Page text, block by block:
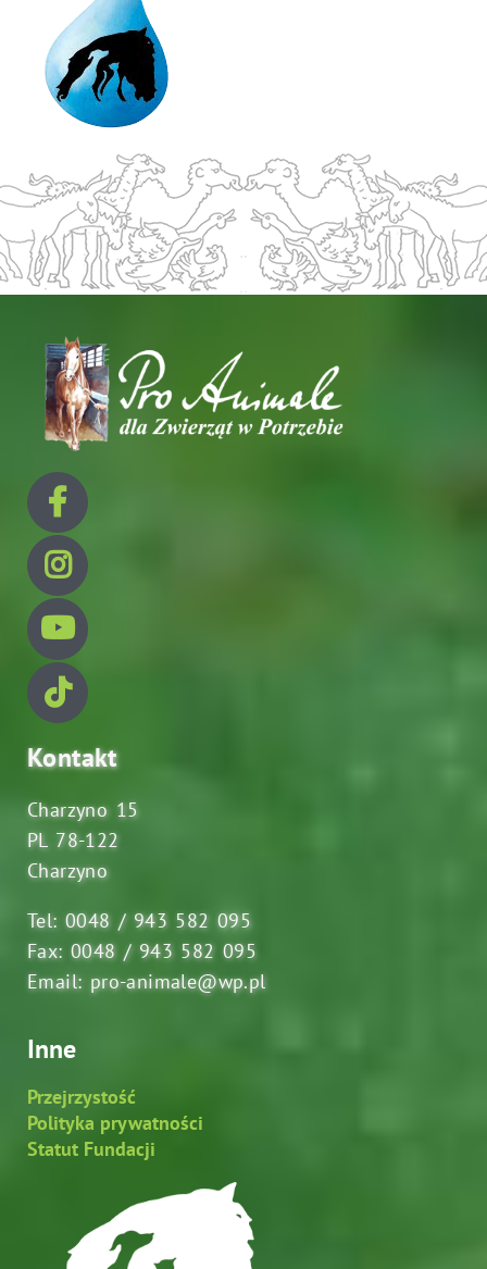
Kontakt
Charzyno 15
PL 78-122
Charzyno
Tel: 0048 / 943 582 095
Fax: 0048 / 943 582 095
Email: pro-animale@wp.pl
Inne
Przejrzystość
Polityka prywatności
Statut Fundacji